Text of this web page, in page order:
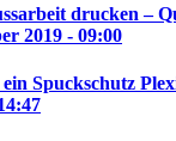
drucken –
2019 - 09:00
Spuckschutz